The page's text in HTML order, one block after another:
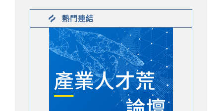
熱門連結